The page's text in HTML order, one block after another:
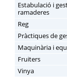
Estabulació i
ramaderes
Reg
Pràctiques de
Maquinària i
Fruiters
Vinya